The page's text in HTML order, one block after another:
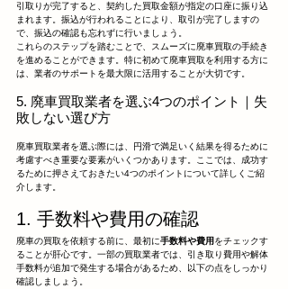
引取りが完了すると、契約した買取金額が指定の口座に振り込
まれます。振込が行われることにより、取引が完了しますの
で、振込の確認も忘れずに行いましょう。
これらのステップを踏むことで、スムーズに廃車買取の手続き
を進めることができます。特に初めて廃車買取を利用する方に
は、業者のサポートを最大限に活用することが大切です。
5. 廃車買取業者を選ぶ4つのポイント｜失
敗しない選び方
廃車買取業者を選ぶ際には、円滑で満足いく結果を得るために
考慮すべき重要な要素がいくつかあります。ここでは、成功す
るために押さえておきたい4つのポイントについて詳しくご紹
介します。
1. 手数料や費用の確認
廃車の買取を依頼する前に、最初に手数料や費用をチェックす
ることが肝心です。一部の買取業者では、引き取り費用や解体
手数料が追加で発生する場合があるため、以下の点をしっかり
確認しましょう。